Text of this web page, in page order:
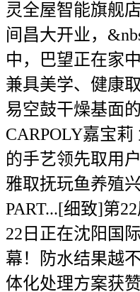
灵全屋智能旗舰
间昌大开业，
中，巴望正在家
兼具美学、健康
易空鼓干燥基面
CARPOLY嘉宝
的手艺领先取用
雅取抚玩鱼养殖
PART...[细致]第
22日正在沈阳国
幕！防水结果越
体化处理方案获